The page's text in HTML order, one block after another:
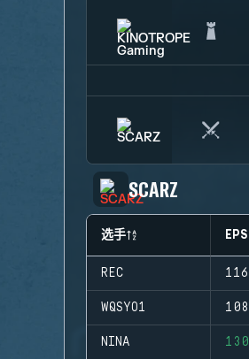
SCARZ
选手 EPS
REC 116
WQSYO1 108
NINA 130